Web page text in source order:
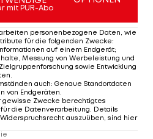
mit PUR-Abo
personenbezogene Daten, wie
für die folgenden Zwecke:
auf einem Endgerät;
Messung von Werbeleistung und
sowie Entwicklung
.
auch: Genaue Standortdaten
von Endgeräten.
Zwecke berechtigtes
die Datenverarbeitung. Details
auszuüben, sind hier